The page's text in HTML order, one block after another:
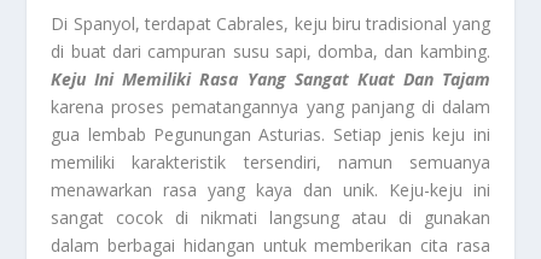
Di Spanyol, terdapat Cabrales, keju biru tradisional yang
di buat dari campuran susu sapi, domba, dan kambing.
Keju Ini Memiliki Rasa Yang Sangat Kuat Dan Tajam
karena proses pematangannya yang panjang di dalam
gua lembab Pegunungan Asturias. Setiap jenis keju ini
memiliki karakteristik tersendiri, namun semuanya
menawarkan rasa yang kaya dan unik. Keju-keju ini
sangat cocok di nikmati langsung atau di gunakan
dalam berbagai hidangan untuk memberikan cita rasa